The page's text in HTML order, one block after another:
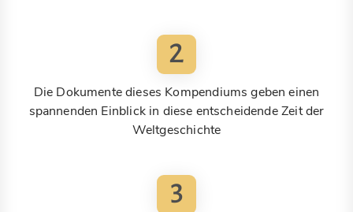
2
Die Dokumente dieses Kompendiums geben einen
spannenden Einblick in diese entscheidende Zeit der
Weltgeschichte
3